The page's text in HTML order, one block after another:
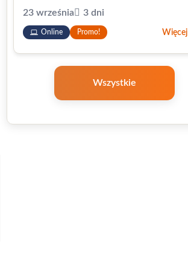
23 września
3 dni
Online Promo! Więcej
Wszystkie